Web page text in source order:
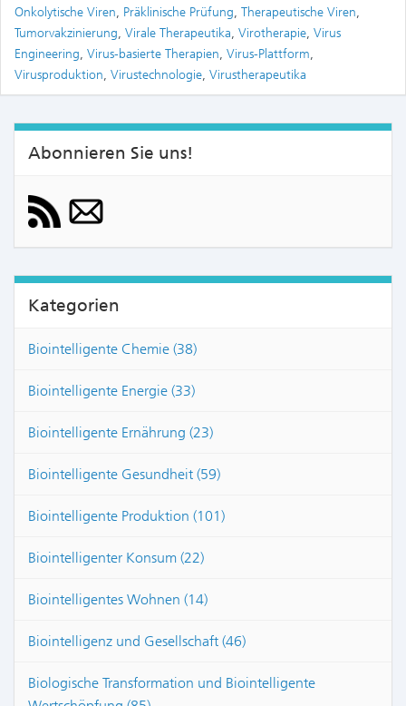
Onkolytische Viren, Präklinische Prüfung, Therapeutische Viren,
Tumorvakzinierung, Virale Therapeutika, Virotherapie, Virus
Engineering, Virus-basierte Therapien, Virus-Plattform,
Virusproduktion, Virustechnologie, Virustherapeutika
Abonnieren Sie uns!
Kategorien
Biointelligente Chemie (38)
Biointelligente Energie (33)
Biointelligente Ernährung (23)
Biointelligente Gesundheit (59)
Biointelligente Produktion (101)
Biointelligenter Konsum (22)
Biointelligentes Wohnen (14)
Biointelligenz und Gesellschaft (46)
Biologische Transformation und Biointelligente